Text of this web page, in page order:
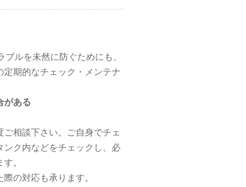
ルを未然に防ぐためにも、
期的なチェック・メンテナ
がある
相談下さい。ご自身でチェ
ンク内などをチェックし、必
。
の対応も承ります。